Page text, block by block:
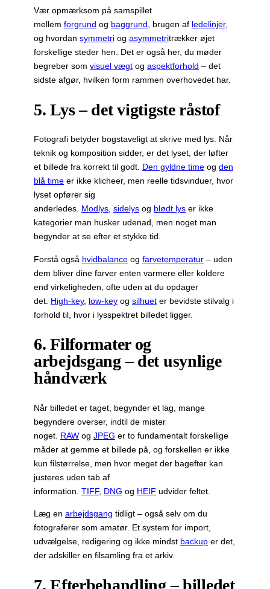
Vær opmærksom på samspillet
mellem forgrund og baggrund, brugen af ledelinjer,
og hvordan symmetri og asymmetritrækker øjet
forskellige steder hen. Det er også her, du møder
begreber som visuel vægt og aspektforhold – det
sidste afgør, hvilken form rammen overhovedet har.
5. Lys – det vigtigste råstof
Fotografi betyder bogstaveligt at skrive med lys. Når
teknik og komposition sidder, er det lyset, der løfter
et billede fra korrekt til godt. Den gyldne time og den
blå time er ikke klicheer, men reelle tidsvinduer, hvor
lyset opfører sig
anderledes. Modlys, sidelys og blødt lys er ikke
kategorier man husker udenad, men noget man
begynder at se efter et stykke tid.
Forstå også hvidbalance og farvetemperatur – uden
dem bliver dine farver enten varmere eller koldere
end virkeligheden, ofte uden at du opdager
det. High-key, low-key og silhuet er bevidste stilvalg i
forhold til, hvor i lysspektret billedet ligger.
6. Filformater og
arbejdsgang – det usynlige
håndværk
Når billedet er taget, begynder et lag, mange
begyndere overser, indtil de mister
noget. RAW og JPEG er to fundamentalt forskellige
måder at gemme et billede på, og forskellen er ikke
kun filstørrelse, men hvor meget der bagefter kan
justeres uden tab af
information. TIFF, DNG og HEIF udvider feltet.
Læg en arbejdsgang tidligt – også selv om du
fotograferer som amatør. Et system for import,
udvælgelse, redigering og ikke mindst backup er det,
der adskiller en filsamling fra et arkiv.
7. Efterbehandling – billedet